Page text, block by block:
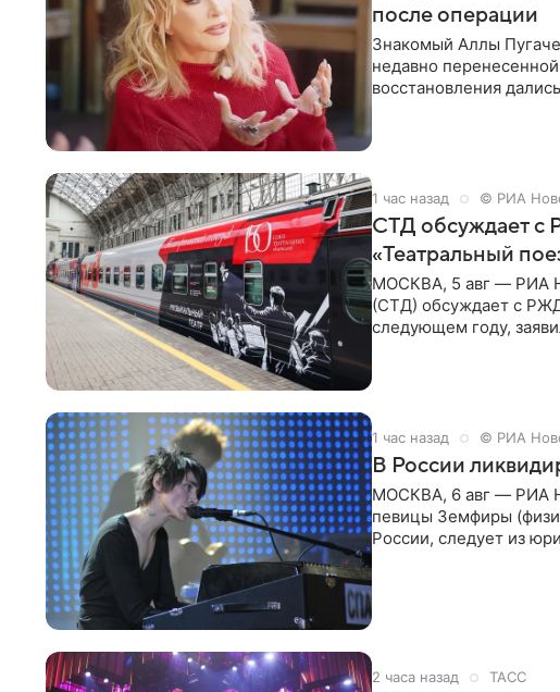
после операции
Знакомый Аллы
недавно
восстановления
1 час назад © РИА
СТД обсуждает с
«Театральный
МОСКВА, 5 авг — РИА
(СТД) обсуждает с
следующем году,
1 час назад © РИА
В России
МОСКВА, 6 авг — РИА
певицы Земфиры
России, следует из
2 часа назад ТАСС